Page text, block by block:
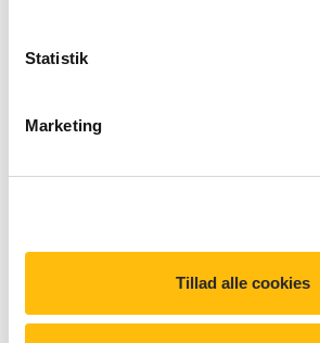
Statistik
Marketing
Tillad alle cookies